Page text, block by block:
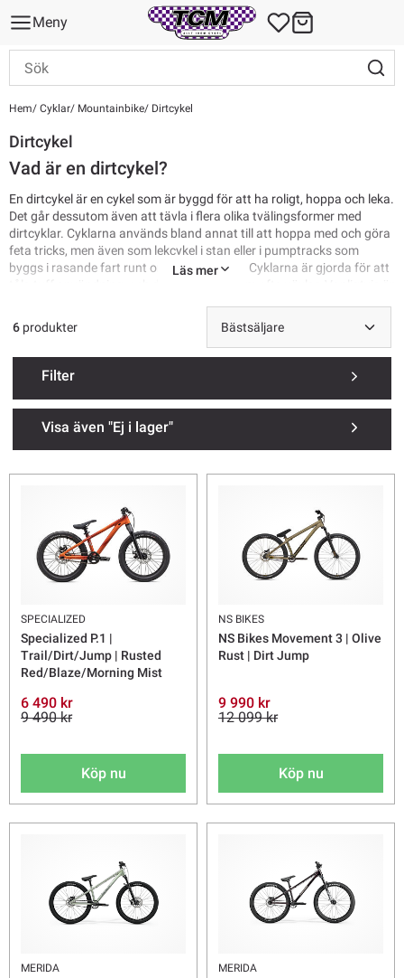
Meny
Hem Cyklar Mountainbike Dirtcykel
Dirtcykel
Vad är en dirtcykel?
En dirtcykel är en cykel som är byggd för att ha roligt, hoppa och leka.
Det går dessutom även att tävla i flera olika tvälingsformer med
dirtcyklar. Cyklarna används bland annat till att hoppa med och göra
feta tricks, men även som lekcykel i stan eller i pumptracks som
byggs i rasande fart runt om i hela Europa. Cyklarna är gjorda för att
fjädring och en dämpad framgaffel. Vissa har enbart bakbroms,
medan andra har både fram- och bakbroms. Gemensamt är ofta att
varv runt utan att bromsslangen tar emot, vilket hjälper till att göra
Läs mer
Filter
Visa även "Ej i lager"
6 produkter
SPECIALIZED
Specialized P.1 |
Trail/Dirt/Jump | Rusted
Red/Blaze/Morning Mist
6 490 kr
9 490 kr
Köp nu
NS BIKES
NS Bikes Movement 3 | Olive
Rust | Dirt Jump
9 990 kr
12 099 kr
Köp nu
MERIDA MERIDA